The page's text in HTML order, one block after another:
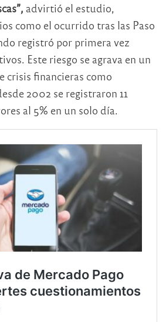
advirtió el estudio,
como el ocurrido tras las Paso
registró por primera vez
Este riesgo se agrava en un
crisis financieras como
2002 se registraron 11
al 5% en un solo día.